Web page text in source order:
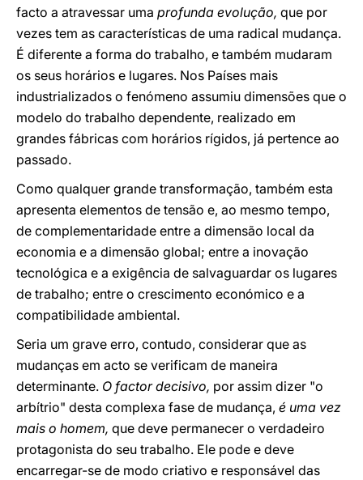
facto a atravessar uma profunda evolução, que por
vezes tem as características de uma radical mudança.
É diferente a forma do trabalho, e também mudaram
os seus horários e lugares. Nos Países mais
industrializados o fenómeno assumiu dimensões que o
modelo do trabalho dependente, realizado em
grandes fábricas com horários rígidos, já pertence ao
passado.
Como qualquer grande transformação, também esta
apresenta elementos de tensão e, ao mesmo tempo,
de complementaridade entre a dimensão local da
economia e a dimensão global; entre a inovação
tecnológica e a exigência de salvaguardar os lugares
de trabalho; entre o crescimento económico e a
compatibilidade ambiental.
Seria um grave erro, contudo, considerar que as
mudanças em acto se verificam de maneira
determinante. O factor decisivo, por assim dizer "o
arbítrio" desta complexa fase de mudança, é uma vez
mais o homem, que deve permanecer o verdadeiro
protagonista do seu trabalho. Ele pode e deve
encarregar-se de modo criativo e responsável das